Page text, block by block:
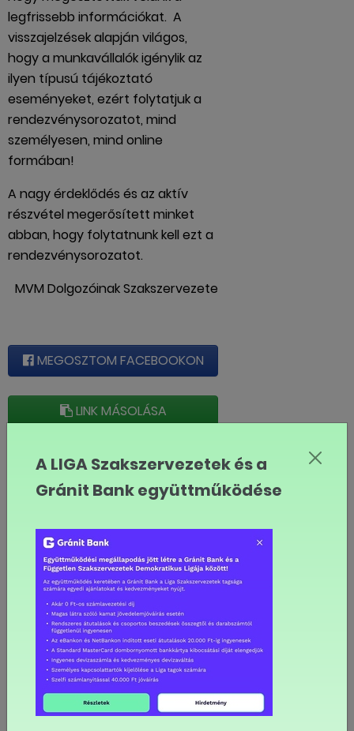
legfrissebb információkat. A
visszajelzések alapján világos,
hogy a munkavállalók igénylik az
ilyen típusú tájékoztató
eseményeket, ezért folytatjuk a
rendezvénysorozatot, mind
személyesen, mind online
formában!
A nagy érdeklődés és az aktív
részvétel megerősített minket
abban, hogy folytatnunk kell ezt a
rendezvénysorozatot.
MVM Dolgozóinak Szakszervezete
MEGOSZTOM FACEBOOKON
LINK MÁSOLÁSA
Tagszervezeti hírek
8,6 százalékos
Fővárosi Vízművek
Zrt.-nél
8,6 százalékos
béremelés a BKK-nál
"A szociális
párbeszéd tudatosan
felépített dialógus"
13%-ot meghaladó
A LIGA Szakszervezetek és a
Gránit Bank együttműködése